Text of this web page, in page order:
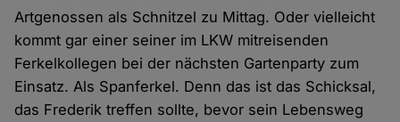
Artgenossen als Schnitzel zu Mittag. Oder vielleicht
kommt gar einer seiner im LKW mitreisenden
Ferkelkollegen bei der nächsten Gartenparty zum
Einsatz. Als Spanferkel. Denn das ist das Schicksal,
das Frederik treffen sollte, bevor sein Lebensweg